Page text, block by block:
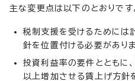
主な変更点は以下のとおりです
税制支援を受けるためには
針を位置付ける必要がありま
投資利益率の要件とともに
以上増加させる賃上げ方針